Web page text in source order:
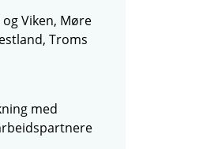
Viken, Møre
Troms
med